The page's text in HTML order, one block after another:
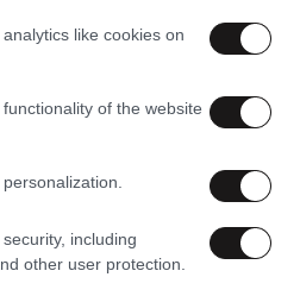
like cookies on
of the website
including
other user protection.
με
ένα ρολόι